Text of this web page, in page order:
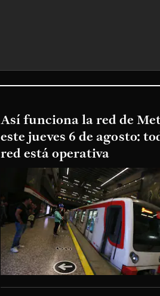
Así funciona la red de
este jueves 6 de agosto:
red está operativa